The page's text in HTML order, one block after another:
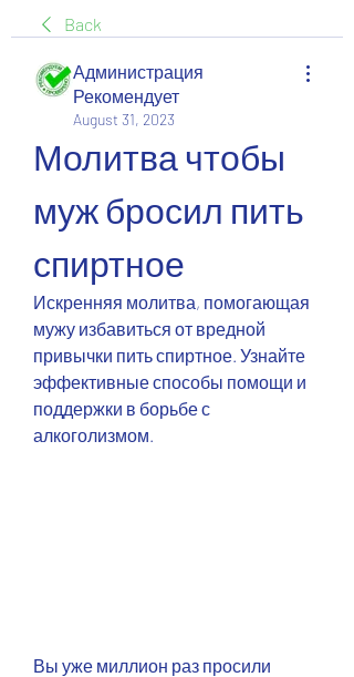
Back
Администрация
Рекомендует
August 31, 2023
Молитва чтобы
муж бросил пить
спиртное
Искренняя молитва, помогающая
мужу избавиться от вредной
привычки пить спиртное. Узнайте
эффективные способы помощи и
поддержки в борьбе с
алкоголизмом.
Вы уже миллион раз просили